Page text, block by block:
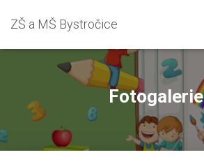
ZŠ a MŠ Bystročice
Fotogalerie